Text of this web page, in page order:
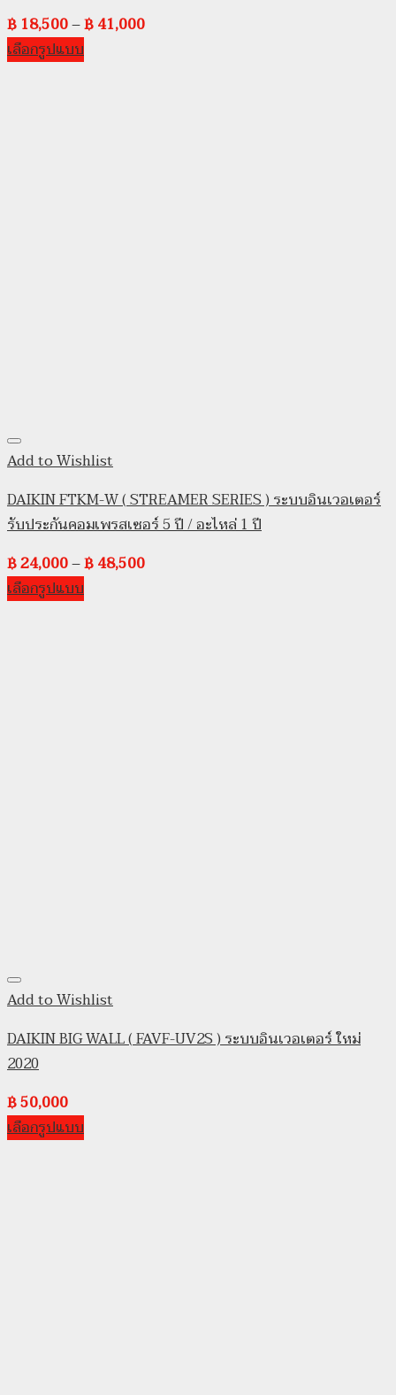
฿ 18,500–฿41,000
เลือกรูปแบบ
Add to Wishlist
DAIKIN FTKM-W ( STREAMER SERIES ) ระบบอินเวอเตอร์
รับประกันคอมเพรสเซอร์ 5 ปี / อะไหล่ 1 ปี
฿24,000–฿48,500
เลือกรูปแบบ
Add to Wishlist
DAIKIN BIG WALL ( FAVF-UV2S ) ระบบอินเวอเตอร์ ใหม่
2020
฿50,000
เลือกรูปแบบ